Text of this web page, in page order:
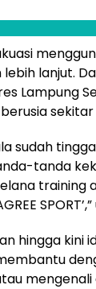
lanjut.
Lampung
sekitar
sudah
tanda
training
hingga kini